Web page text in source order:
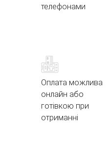
телефонами
Оплата можлива
онлайн або
готівкою при
отриманні